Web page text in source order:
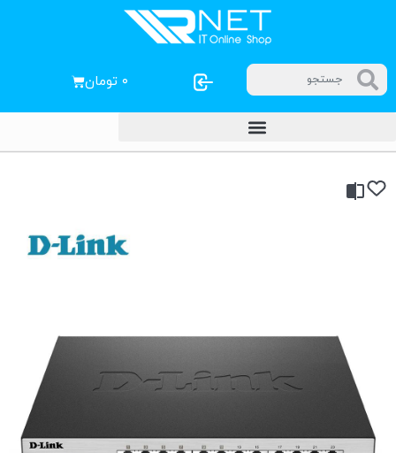
۰ تومان